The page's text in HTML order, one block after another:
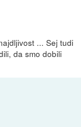
... Sej tudi
da smo dobili